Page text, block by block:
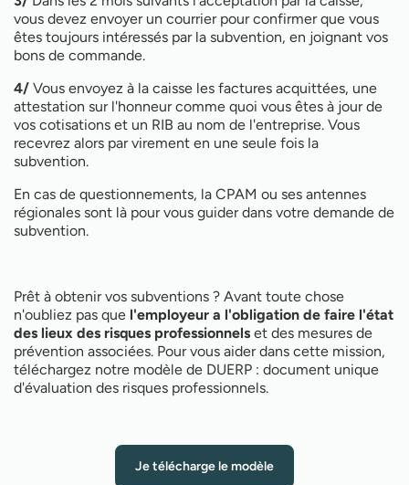
vous devez envoyer un courrier pour confirmer que vous
êtes toujours intéressés par la subvention, en joignant vos
bons de commande.
4/ Vous envoyez à la caisse les factures acquittées, une
attestation sur l'honneur comme quoi vous êtes à jour de
vos cotisations et un RIB au nom de l'entreprise. Vous
recevrez alors par virement en une seule fois la
subvention.
En cas de questionnements, la CPAM ou ses antennes
régionales sont là pour vous guider dans votre demande de
subvention.
Prêt à obtenir vos subventions ? Avant toute chose
n'oubliez pas que l'employeur a l'obligation de faire l'état
des lieux des risques professionnels et des mesures de
prévention associées. Pour vous aider dans cette mission,
téléchargez notre modèle de DUERP : document unique
d'évaluation des risques professionnels.
Je télécharge le modèle